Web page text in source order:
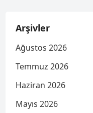
Arşivler
Ağustos 2026
Temmuz 2026
Haziran 2026
Mayıs 2026